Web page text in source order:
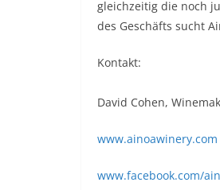
gleichzeitig die noch
des Geschäfts sucht
Kontakt:
David Cohen,
www.ainoawinery.com
www.facebook.com/